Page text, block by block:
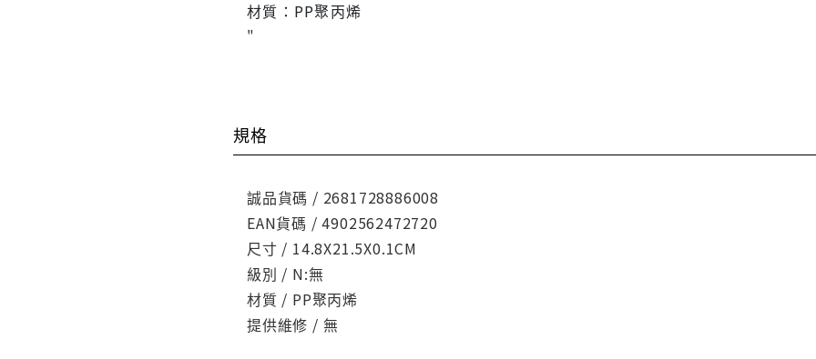
材質：PP聚丙烯
"
規格
誠品貨碼 / 2681728886008
EAN貨碼 / 4902562472720
尺寸 / 14.8X21.5X0.1CM
級別 / N:無
材質 / PP聚丙烯
提供維修 / 無